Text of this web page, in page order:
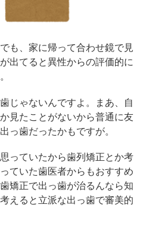
も、家に帰って合わせ鏡で見
出てると異性からの評価的に
じゃないんですよ。まあ、自
見たことがないから普通に友
っ歯だったかもですが。
っていたから歯列矯正とか考
ていた歯医者からもおすすめ
矯正で出っ歯が治るんなら知
えると立派な出っ歯で審美的